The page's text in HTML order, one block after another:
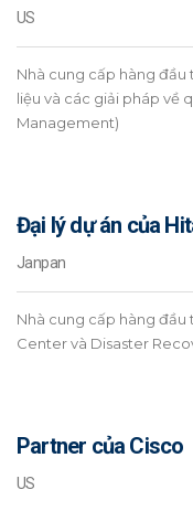
US
Nhà cung cấp hàng đầu
liệu và các giải pháp về
Management)
Đại lý dự án của
Janpan
Nhà cung cấp hàng đầu
Center và Disaster
Partner của Cisco
US